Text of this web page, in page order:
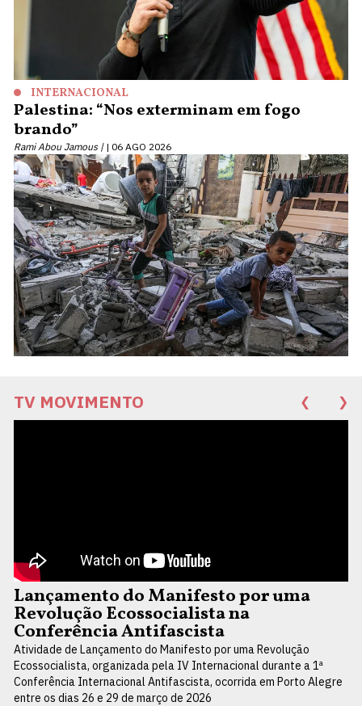
INTERNACIONAL
Palestina: “Nos exterminam em fogo
brando”
Rami Abou Jamous | 06 AGO 2026
TV MOVIMENTO ❮ ❯
Lançamento do Manifesto por uma
Revolução Ecossocialista na
Conferência Antifascista
Atividade de Lançamento do Manifesto por uma Revolução
Ecossocialista, organizada pela IV Internacional durante a 1ª
Conferência Internacional Antifascista, ocorrida em Porto Alegre
entre os dias 26 e 29 de março de 2026